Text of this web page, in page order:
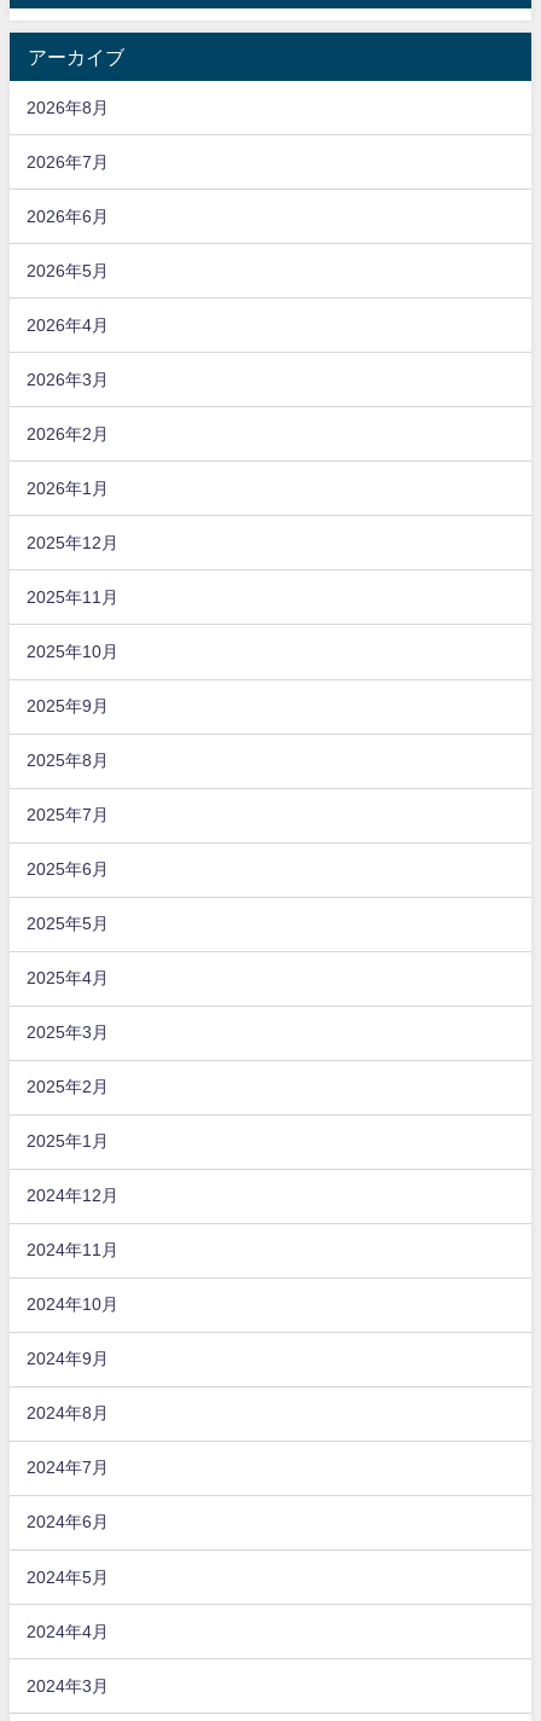
アーカイブ
2026年8月
2026年7月
2026年6月
2026年5月
2026年4月
2026年3月
2026年2月
2026年1月
2025年12月
2025年11月
2025年10月
2025年9月
2025年8月
2025年7月
2025年6月
2025年5月
2025年4月
2025年3月
2025年2月
2025年1月
2024年12月
2024年11月
2024年10月
2024年9月
2024年8月
2024年7月
2024年6月
2024年5月
2024年4月
2024年3月